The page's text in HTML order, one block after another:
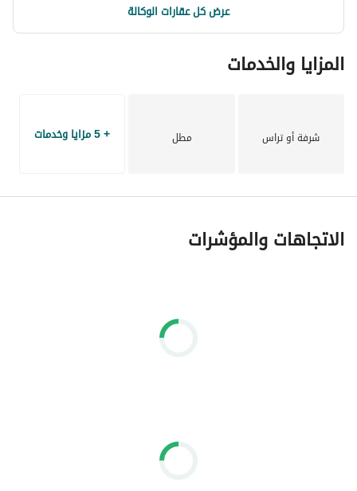
عرض كل عقارات الوكالة
المزايا والخدمات
شرفة أو تراس مطل + 5 مزايا وخدمات
الاتجاهات والمؤشرات